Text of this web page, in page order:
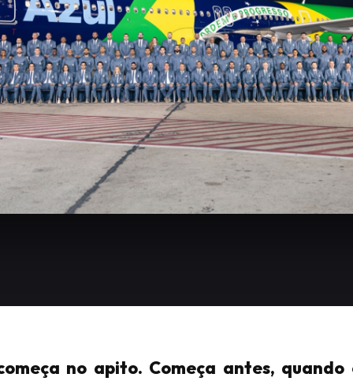
no apito. Começa antes,